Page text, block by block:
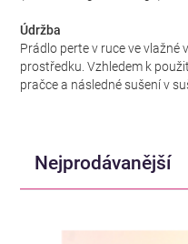
Údržba
Prádlo perte v ruce ve vlažné
prostředku. Vzhledem k
pračce a následné sušení v
Nejprodávanější